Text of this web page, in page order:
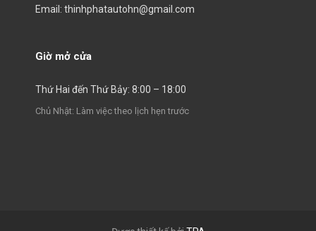
Email: thinhphatautohn@gmail.com
Giờ mở cửa
Thứ Hai đến Thứ Bảy: 8:00 – 18:00
Chủ Nhật: Làm việc theo lịch hẹn trước